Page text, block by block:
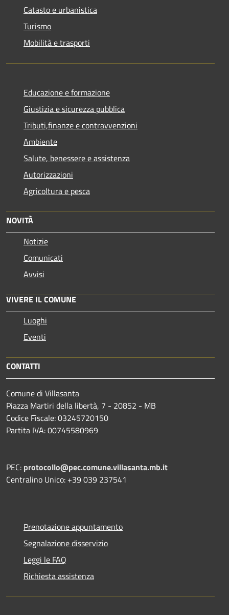
Catasto e urbanistica
Turismo
Mobilità e trasporti
Educazione e formazione
Giustizia e sicurezza pubblica
Tributi,finanze e contravvenzioni
Ambiente
Salute, benessere e assistenza
Autorizzazioni
Agricoltura e pesca
NOVITÀ
Notizie
Comunicati
Avvisi
VIVERE IL COMUNE
Luoghi
Eventi
CONTATTI
Comune di Villasanta
Piazza Martiri della libertà, 7 - 20852 - MB
Codice Fiscale: 03245720150
Partita IVA: 00745580969
PEC: protocollo@pec.comune.villasanta.mb.it
Centralino Unico: +39 039 237541
Prenotazione appuntamento
Segnalazione disservizio
Leggi le FAQ
Richiesta assistenza